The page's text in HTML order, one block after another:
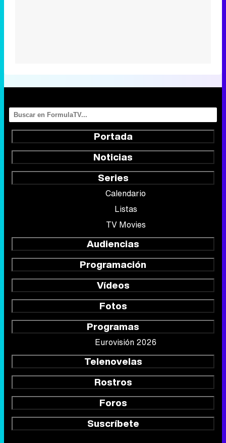
Portada
Noticias
Series
Calendario
Listas
TV Movies
Audiencias
Programación
Vídeos
Fotos
Programas
Eurovisión 2026
Telenovelas
Rostros
Foros
Suscríbete